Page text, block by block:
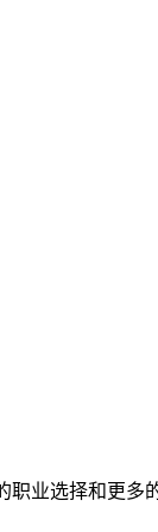
业选择和更